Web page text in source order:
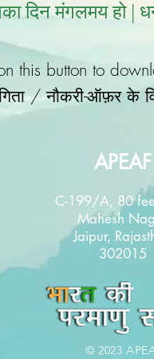
दिन मंगलमय हो |
this button to
/ नौकरी-ऑफ़र के
APEAF
C-199/A, 80
Mahesh
Jaipur,
302015
© 2023